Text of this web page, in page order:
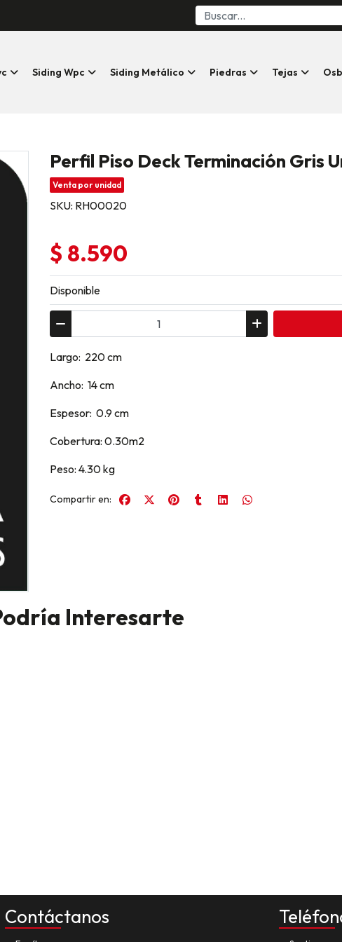
Siding Wpc Siding Metálico Piedras Tejas Osb
Perfil Piso Deck Terminación Gris
Venta por unidad
SKU: RH00020
$ 8.590
Disponible
Largo: 220 cm
Ancho: 14 cm
Espesor: 0.9 cm
Cobertura: 0.30m2
Peso: 4.30 kg
Compartir en:
Interesarte
Contáctanos